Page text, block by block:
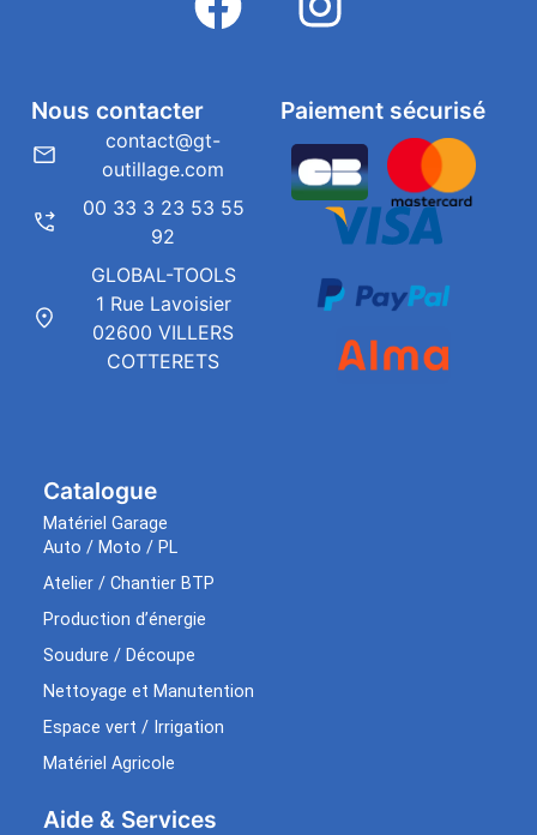
Catalogue
Matériel Garage
Auto / Moto / PL
Atelier / Chantier BTP
Production d’énergie
Soudure / Découpe
Nettoyage et Manutention
Espace vert / Irrigation
Matériel Agricole
Aide & Services​
Paiement sécurisé
Nous contacter
contact@gt-
outillage.com
00 33 3 23 53 55
92
GLOBAL-TOOLS
1 Rue Lavoisier
02600 VILLERS
COTTERETS